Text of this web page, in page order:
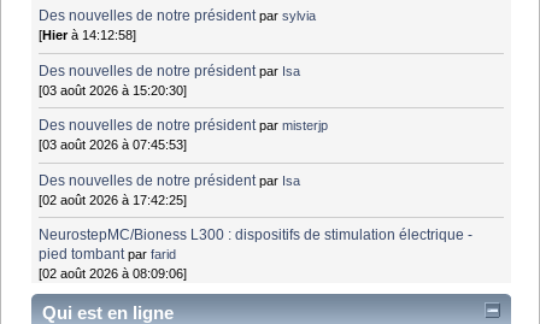
Des nouvelles de notre président parsylvia
[Hierà 14:12:58]
Des nouvelles de notre président par Isa
[03 août 2026 à 15:20:30]
Des nouvelles de notre président parmisterjp
[03 août 2026 à 07:45:53]
Des nouvelles de notre président par Isa
[02 août 2026 à 17:42:25]
NeurostepMC/Bioness L300 : dispositifs de stimulation électrique -
pied tombant parfarid
[02 août 2026 à 08:09:06]
Qui est en ligne